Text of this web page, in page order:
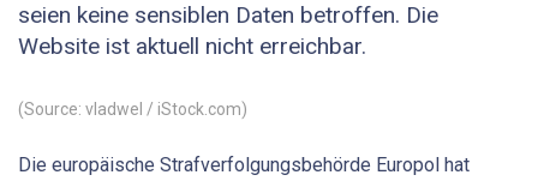
seien keine sensiblen Daten betroffen. Die
Website ist aktuell nicht erreichbar.
(Source: vladwel / iStock.com)
Die europäische Strafverfolgungsbehörde Europol hat